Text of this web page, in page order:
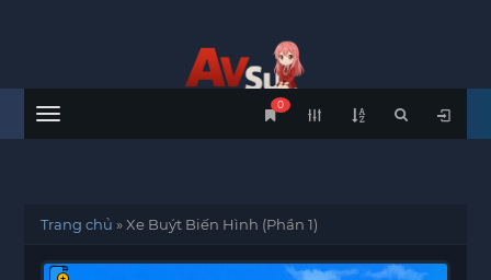
Menu
0
Trang chủ »Xe Buýt Biến Hình (Phần 1)